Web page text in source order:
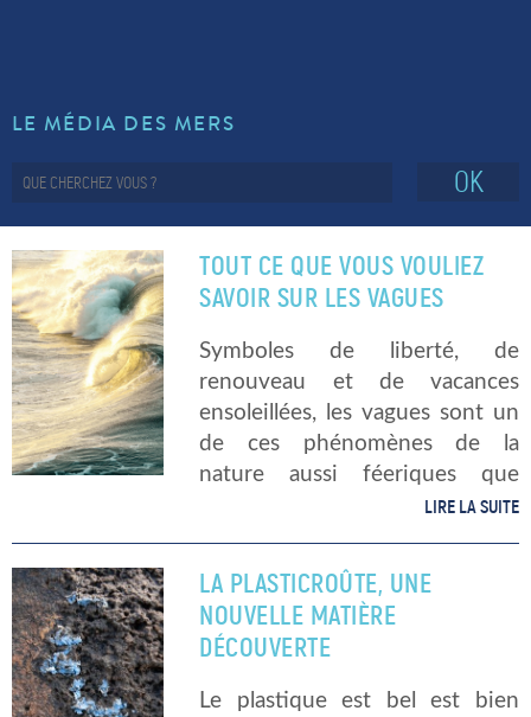
LE MÉDIA DES MERS
OK
TOUT CE QUE VOUS VOULIEZ
SAVOIR SUR LES VAGUES
Symboles de liberté, de
renouveau et de vacances
ensoleillées, les vagues sont un
de ces phénomènes de la
nature aussi féeriques que
complexes. Mais alors, savez-
vague ? Et que pouvons-nous
appeler vague, très exactement
? […]
LIRE LA SUITE
LA PLASTICROÛTE, UNE
NOUVELLE MATIÈRE
DÉCOUVERTE
Le plastique est bel est bien